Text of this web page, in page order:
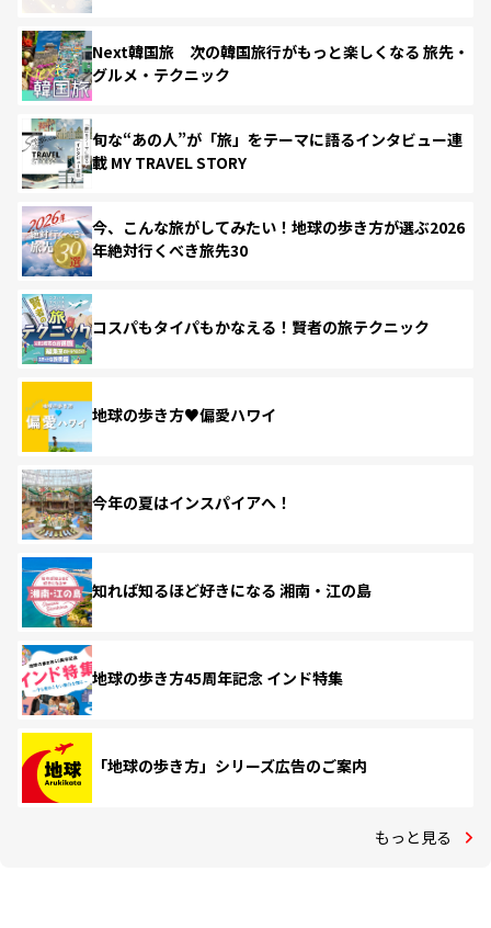
Next韓国旅 次の韓国旅行がもっと楽しくなる 旅先・
グルメ・テクニック
旬な“あの人”が「旅」をテーマに語るインタビュー連
載 MY TRAVEL STORY
今、こんな旅がしてみたい！地球の歩き方が選ぶ2026
年絶対行くべき旅先30
コスパもタイパもかなえる！賢者の旅テクニック
地球の歩き方♥偏愛ハワイ
今年の夏はインスパイアへ！
知れば知るほど好きになる 湘南・江の島
地球の歩き方45周年記念 インド特集
「地球の歩き方」シリーズ広告のご案内
もっと見る